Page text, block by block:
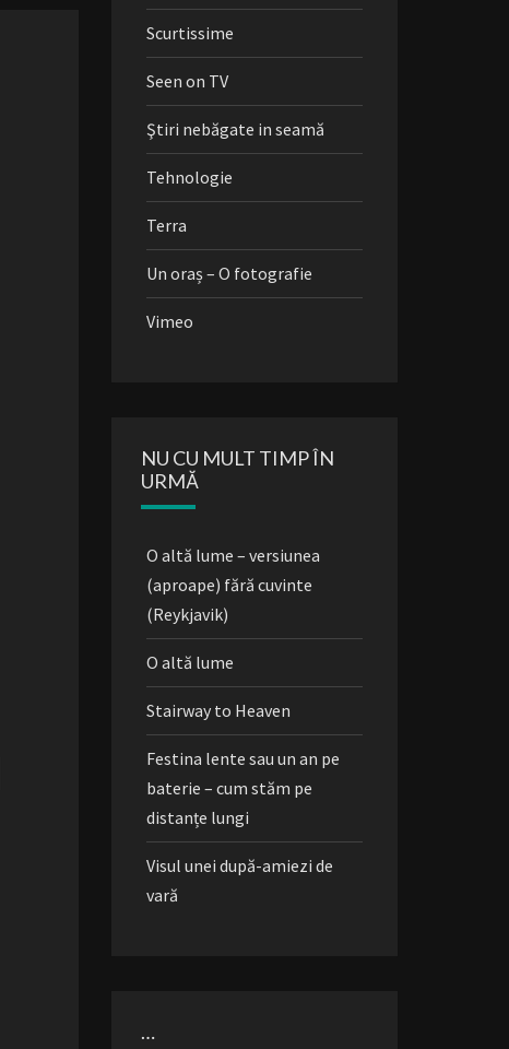
Scurtissime
Seen on TV
Ştiri nebăgate in seamă
Tehnologie
Terra
Un oraș – O fotografie
Vimeo
NU CU MULT TIMP ÎN
URMĂ
O altă lume – versiunea
(aproape) fără cuvinte
(Reykjavik)
O altă lume
Stairway to Heaven
Festina lente sau un an pe
baterie – cum stăm pe
distanțe lungi
Visul unei după-amiezi de
vară
…